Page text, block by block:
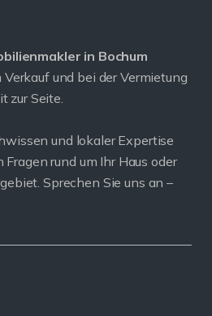
in Bochum
und bei der Vermietung
zur Seite.
und lokaler Expertise
rund um Ihr Haus oder
Sprechen Sie uns an –